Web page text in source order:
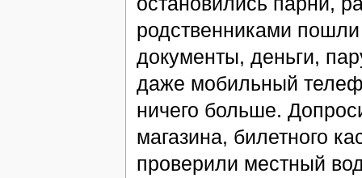
родственниками
документы, деньги,
даже мобильный
ничего больше.
магазина, билетного
проверили местный